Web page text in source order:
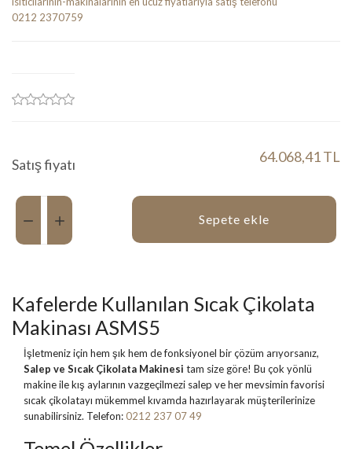
Satış fiyatı 64.068,41 TL
Miktar:
Sepete ekle
Kafelerde Kullanılan Sıcak Çikolata
Makinası ASMS5
İşletmeniz için hem şık hem de fonksiyonel bir çözüm arıyorsanız,
Salep ve Sıcak Çikolata Makinesi tam size göre! Bu çok yönlü
makine ile kış aylarının vazgeçilmezi salep ve her mevsimin favorisi
sıcak çikolatayı mükemmel kıvamda hazırlayarak müşterilerinize
sunabilirsiniz. Telefon:0212 237 07 49